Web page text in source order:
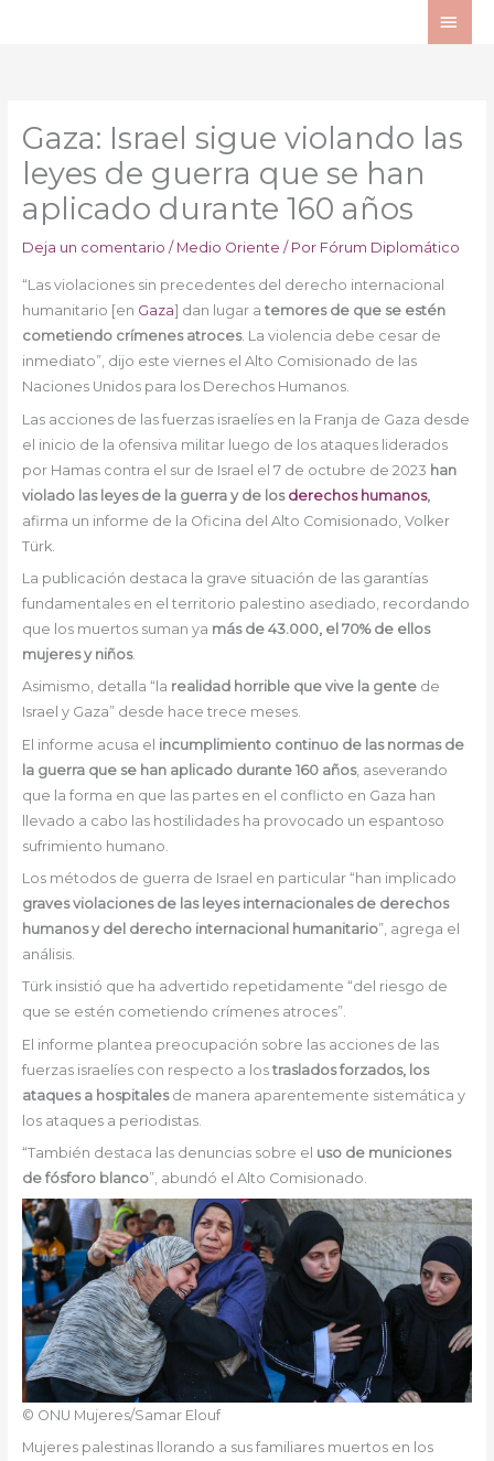
Gaza: Israel sigue violando las
leyes de guerra que se han
aplicado durante 160 años
Deja un comentario / Medio Oriente / Por Fórum Diplomático
“Las violaciones sin precedentes del derecho internacional
humanitario [en Gaza] dan lugar a temores de que se estén
cometiendo crímenes atroces. La violencia debe cesar de
inmediato”, dijo este viernes el Alto Comisionado de las
Naciones Unidos para los Derechos Humanos.
Las acciones de las fuerzas israelíes en la Franja de Gaza desde
el inicio de la ofensiva militar luego de los ataques liderados
por Hamas contra el sur de Israel el 7 de octubre de 2023 han
violado las leyes de la guerra y de los derechos humanos,
afirma un informe de la Oficina del Alto Comisionado, Volker
Türk.
La publicación destaca la grave situación de las garantías
fundamentales en el territorio palestino asediado, recordando
que los muertos suman ya más de 43.000, el 70% de ellos
mujeres y niños.
Asimismo, detalla “la realidad horrible que vive la gentede
Israel y Gaza” desde hace trece meses.
El informe acusa el incumplimiento continuo de las normas de
la guerra que se han aplicado durante 160 años, aseverando
que la forma en que las partes en el conflicto en Gaza han
llevado a cabo las hostilidades ha provocado un espantoso
sufrimiento humano.
Los métodos de guerra de Israel en particular “han implicado
graves violaciones de las leyes internacionales de derechos
humanos y del derecho internacional humanitario”, agrega el
análisis.
Türk insistió que ha advertido repetidamente “del riesgo de
que se estén cometiendo crímenes atroces”.
El informe plantea preocupación sobre las acciones de las
fuerzas israelíes con respecto a los traslados forzados, los
ataques a hospitalesde manera aparentemente sistemática y
los ataques a periodistas.
“También destaca las denuncias sobre el uso de municiones
de fósforo blanco”, abundó el Alto Comisionado.
© ONU Mujeres/Samar Elouf
Mujeres palestinas llorando a sus familiares muertos en los